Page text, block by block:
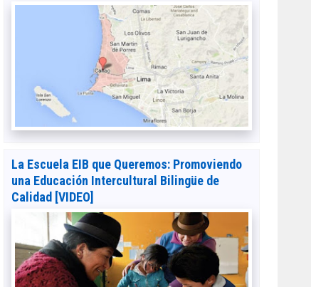
La Escuela EIB que Queremos: Promoviendo
una Educación Intercultural Bilingüe de
Calidad [VIDEO]